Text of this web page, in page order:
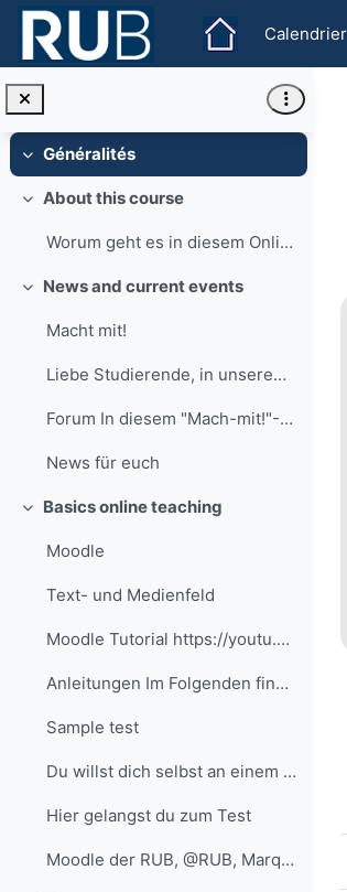
Passer au contenu principal
Calendrier
Replier
Généralités
Replier
About this course
Worum geht es in diesem Online-Kurs? Hier dreht si...
Replier
News and current events
Macht mit!
Liebe Studierende, in unserem Forum "News für euch...
Forum In diesem "Mach-mit!"-Forum informieren wir ...
News für euch
Replier
Basics online teaching
Moodle
Text- und Medienfeld
Moodle Tutorial https://youtu.be/eRzVKqXxQIU?si=a8...
Anleitungen Im Folgenden findest du ausgewählte An...
Sample test
Du willst dich selbst an einem Test versuchen? Nut...
Hier gelangst du zum Test
Moodle der RUB, @RUB, Marquard